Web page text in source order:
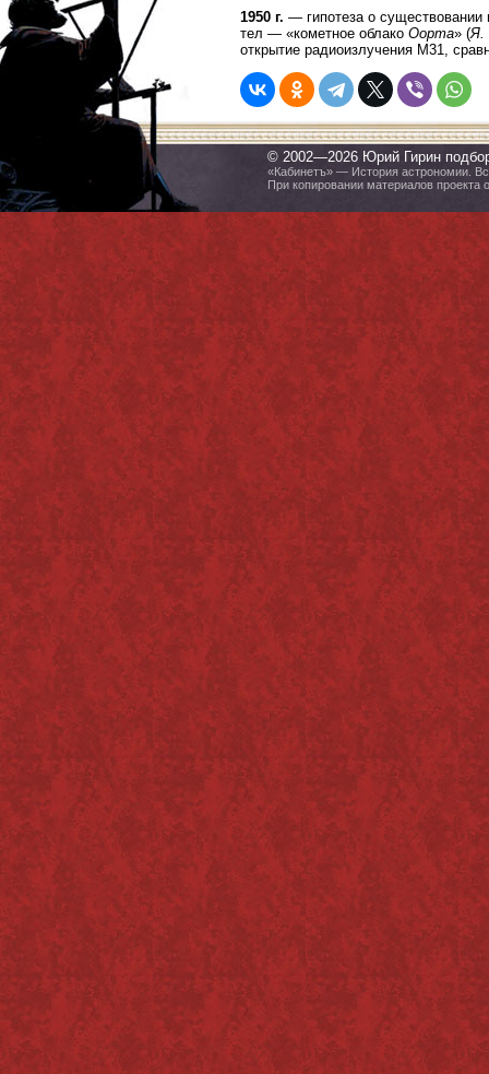
1950 г. — гипотеза о
тел — «кометное облако Оорта» (Я.
открытие радиоизлучения М31,
© 2002—2026 Юрий Гирин
«Кабинетъ» — История астрономии.
При копировании материалов проекта